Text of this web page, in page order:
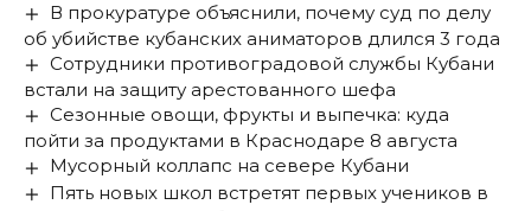
В прокуратуре объяснили, почему суд по делу
об убийстве кубанских аниматоров длился 3 года
Сотрудники противоградовой службы Кубани
встали на защиту арестованного шефа
Сезонные овощи, фрукты и выпечка: куда
пойти за продуктами в Краснодаре 8 августа
Мусорный коллапс на севере Кубани
Пять новых школ встретят первых учеников в